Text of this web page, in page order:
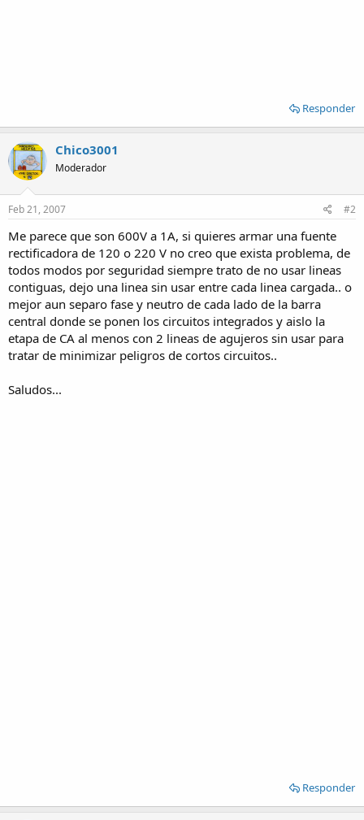
Responder
Chico3001
Moderador
Feb 21, 2007 #2
Me parece que son 600V a 1A, si quieres armar una fuente
rectificadora de 120 o 220 V no creo que exista problema, de
todos modos por seguridad siempre trato de no usar lineas
contiguas, dejo una linea sin usar entre cada linea cargada.. o
mejor aun separo fase y neutro de cada lado de la barra
central donde se ponen los circuitos integrados y aislo la
etapa de CA al menos con 2 lineas de agujeros sin usar para
tratar de minimizar peligros de cortos circuitos..
Saludos...
Responder